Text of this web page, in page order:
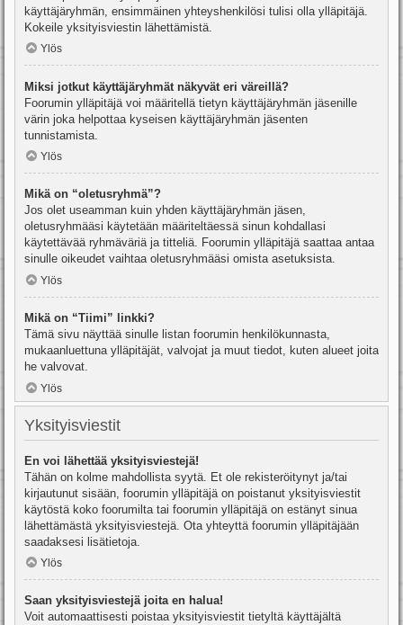
käyttäjäryhmän, ensimmäinen yhteyshenkilösi tulisi olla ylläpitäjä.
Kokeile yksityisviestin lähettämistä.
Ylös
Miksi jotkut käyttäjäryhmät näkyvät eri väreillä?
Foorumin ylläpitäjä voi määritellä tietyn käyttäjäryhmän jäsenille
värin joka helpottaa kyseisen käyttäjäryhmän jäsenten
tunnistamista.
Ylös
Mikä on “oletusryhmä”?
Jos olet useamman kuin yhden käyttäjäryhmän jäsen,
oletusryhmääsi käytetään määriteltäessä sinun kohdallasi
käytettävää ryhmäväriä ja titteliä. Foorumin ylläpitäjä saattaa antaa
sinulle oikeudet vaihtaa oletusryhmääsi omista asetuksista.
Ylös
Mikä on “Tiimi” linkki?
Tämä sivu näyttää sinulle listan foorumin henkilökunnasta,
mukaanluettuna ylläpitäjät, valvojat ja muut tiedot, kuten alueet joita
he valvovat.
Ylös
Yksityisviestit
En voi lähettää yksityisviestejä!
Tähän on kolme mahdollista syytä. Et ole rekisteröitynyt ja/tai
kirjautunut sisään, foorumin ylläpitäjä on poistanut yksityisviestit
käytöstä koko foorumilta tai foorumin ylläpitäjä on estänyt sinua
lähettämästä yksityisviestejä. Ota yhteyttä foorumin ylläpitäjään
saadaksesi lisätietoja.
Ylös
Saan yksityisviestejä joita en halua!
Voit automaattisesti poistaa yksityisviestit tietyltä käyttäjältä